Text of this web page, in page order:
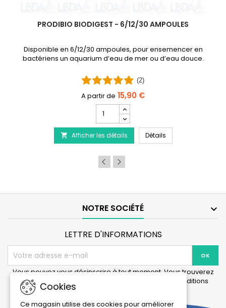
PRODIBIO BIODIGEST - 6/12/30 AMPOULES
Disponible en 6/12/30 ampoules, pour ensemencer en
bactériens un aquarium d’eau de mer ou d’eau douce.
(2)
15,90 €
quantité
du
produit
PRODIBIO
BioDigest
 Afficher les détails DétailsPRODIBIO
NOTRE SOCIÉTÉ 
Cookies
Ce magasin utilise des cookies pour améliorer
LETTRE D'INFORMATIONS
Vous pouvez vous désinscrire à tout moment. Vous trouverez
pour cela nos informations de contact dans les conditions